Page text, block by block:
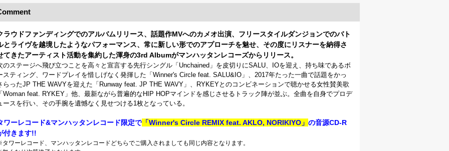
ラウドファンディングでのアルバムリリース、話題作MVへのカメオ出演、フリースタイルダンジョンでのバト
とライヴを越境したようなパフォーマンス、常に新しい形でのアプローチを魅せ、その度にリスナーを納得さ
てきたアーティスト活動を集約した渾身の3rd Albumがマンハッタンレコーズからリリース。
のステージへ飛び立つことを高々と宣言する先行シングル「Unchained」を皮切りにSALU、IOを迎え、持ち味であるボ
スティング、ワードプレイを惜しげなく発揮した「Winner's Circle feat. SALU&IO」、2017年たった一曲で話題をかっ
らったJP THE WAVYを迎えた「Runway feat. JP THE WAVY」、RYKEYとのコンビネーションで聴かせる女性賛美歌
「Woman feat. RYKEY」他、最新ながら普遍的なHIP HOPマインドを感じさせるトラック陣が並ぶ。全曲を自身でプロデ
ースを行い、その手腕を遺憾なく見せつける1枚となっている。
ワーレコード&マンハッタンレコード限定で 「Winner's Circle REMIX feat. AKLO, NORIKIYO」 の音源CD-R
付きます!!
ワーレコード、マンハッタンレコードどちらでご購入されましても同じ内容となります。